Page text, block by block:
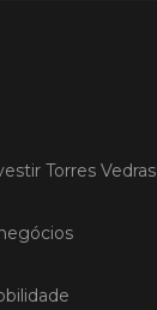
Torres Vedras